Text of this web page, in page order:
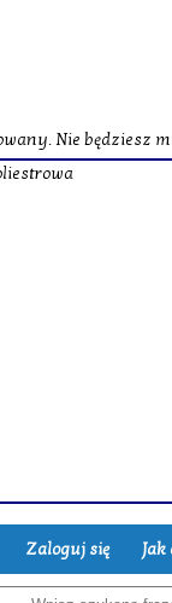
Nie będziesz
Zaloguj się Jak